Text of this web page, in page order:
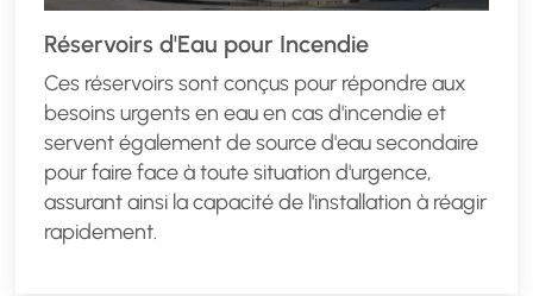
Réservoirs d'Eau pour Incendie
Ces réservoirs sont conçus pour répondre aux
besoins urgents en eau en cas d'incendie et
servent également de source d'eau secondaire
pour faire face à toute situation d'urgence,
assurant ainsi la capacité de l'installation à réagir
rapidement.